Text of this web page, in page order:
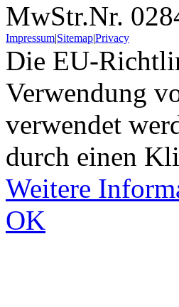
MwStr.Nr.
Impressum|Sitemap|Privacy
Die EU-
Verwendung
verwendet
durch einen
Weitere
OK